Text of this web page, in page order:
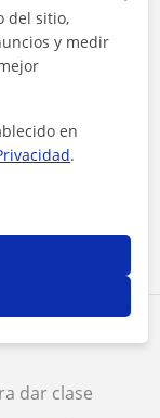
dar clase
del sitio,
y medir
en
.